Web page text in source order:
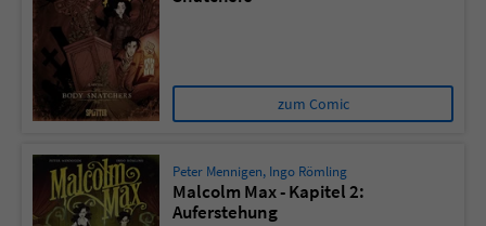
zum Comic
Peter Mennigen, Ingo Römling
Malcolm Max - Kapitel 2:
Auferstehung